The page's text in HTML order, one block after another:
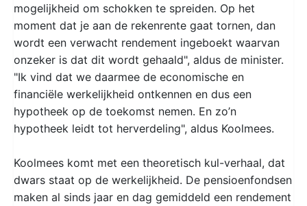
mogelijkheid om schokken te spreiden. Op het
moment dat je aan de rekenrente gaat tornen, dan
wordt een verwacht rendement ingeboekt waarvan
onzeker is dat dit wordt gehaald", aldus de minister.
"Ik vind dat we daarmee de economische en
financiële werkelijkheid ontkennen en dus een
hypotheek op de toekomst nemen. En zo’n
hypotheek leidt tot herverdeling", aldus Koolmees.
Koolmees komt met een theoretisch kul-verhaal, dat
dwars staat op de werkelijkheid. De pensioenfondsen
maken al sinds jaar en dag gemiddeld een rendement